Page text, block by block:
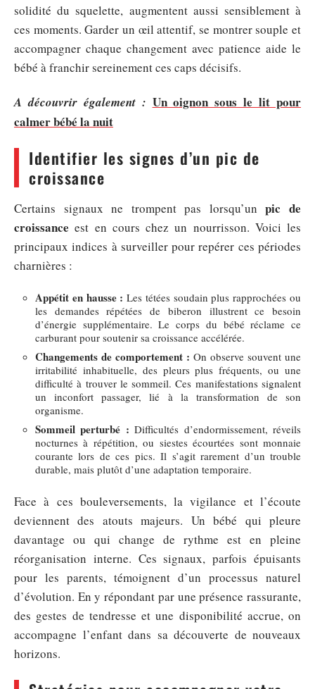
solidité du squelette, augmentent aussi sensiblement à
ces moments. Garder un œil attentif, se montrer souple et
accompagner chaque changement avec patience aide le
bébé à franchir sereinement ces caps décisifs.
A découvrir également : Un oignon sous le lit pour
calmer bébé la nuit
Identifier les signes d’un pic de
croissance
Certains signaux ne trompent pas lorsqu’unpic de
croissance est en cours chez un nourrisson. Voici les
principaux indices à surveiller pour repérer ces périodes
charnières :
Appétit en hausse : Les tétées soudain plus rapprochées ou
les demandes répétées de biberon illustrent ce besoin
d’énergie supplémentaire. Le corps du bébé réclame ce
carburant pour soutenir sa croissance accélérée.
Changements de comportement : On observe souvent une
irritabilité inhabituelle, des pleurs plus fréquents, ou une
difficulté à trouver le sommeil. Ces manifestations signalent
un inconfort passager, lié à la transformation de son
organisme.
Sommeil perturbé : Difficultés d’endormissement, réveils
nocturnes à répétition, ou siestes écourtées sont monnaie
courante lors de ces pics. Il s’agit rarement d’un trouble
durable, mais plutôt d’une adaptation temporaire.
Face à ces bouleversements, la vigilance et l’écoute
deviennent des atouts majeurs. Un bébé qui pleure
davantage ou qui change de rythme est en pleine
réorganisation interne. Ces signaux, parfois épuisants
pour les parents, témoignent d’un processus naturel
d’évolution. En y répondant par une présence rassurante,
des gestes de tendresse et une disponibilité accrue, on
accompagne l’enfant dans sa découverte de nouveaux
horizons.